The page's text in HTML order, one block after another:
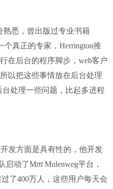
熟悉，曾出版过专业书籍
个真正的专家，Herrington推
在后台的程序脚步，web客户
以把这些事情放在后台处理
处理一些问题，比起多进程
发方面是具有性的，他开发
动了Mrtt Mulenweg平台，
了400万人，这些用户每天会